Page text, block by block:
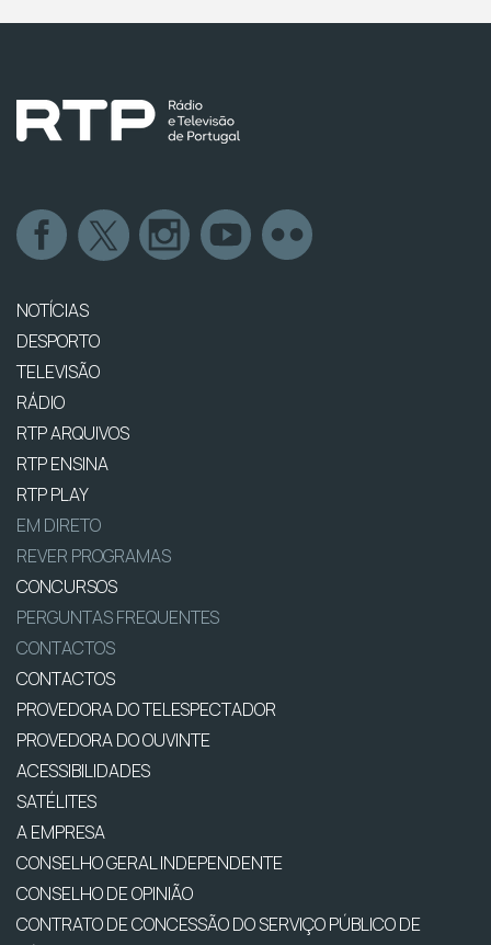
NOTÍCIAS
DESPORTO
TELEVISÃO
RÁDIO
RTP ARQUIVOS
RTP ENSINA
RTP PLAY
EM DIRETO
REVER PROGRAMAS
CONCURSOS
PERGUNTAS FREQUENTES
CONTACTOS
CONTACTOS
PROVEDORA DO TELESPECTADOR
PROVEDORA DO OUVINTE
ACESSIBILIDADES
SATÉLITES
A EMPRESA
CONSELHO GERAL INDEPENDENTE
CONSELHO DE OPINIÃO
CONTRATO DE CONCESSÃO DO SERVIÇO PÚBLICO DE